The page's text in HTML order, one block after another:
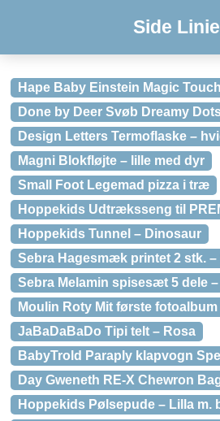
Side
Hape Baby Einstein Magic
Done by Deer Svøb Dreamy
Design Letters Termoflaske –
Magni Blokfløjte – lille med dyr
Small Foot Legemad pizza i træ
Hoppekids Udtræksseng til
Hoppekids Tunnel – Dinosaur
Sebra Hagesmæk printet 2 stk. –
Sebra Melamin spisesæt 5 dele
Moulin Roty Mit første
JaBaDaBaDo Tipi telt – Rosa
BabyTrold Paraply klapvogn
Day Gweneth RE-X Chewron
Hoppekids Pølsepude – Lilla m.